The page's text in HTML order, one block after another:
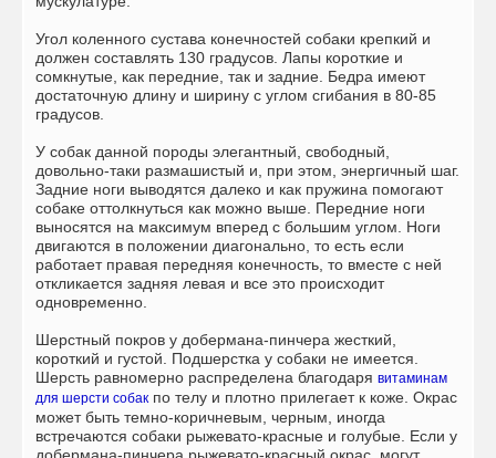
Угол коленного сустава конечностей собаки крепкий и
должен составлять 130 градусов. Лапы короткие и
сомкнутые, как передние, так и задние. Бедра имеют
достаточную длину и ширину с углом сгибания в 80-85
градусов.
У собак данной породы элегантный, свободный,
довольно-таки размашистый и, при этом, энергичный шаг.
Задние ноги выводятся далеко и как пружина помогают
собаке оттолкнуться как можно выше. Передние ноги
выносятся на максимум вперед с большим углом. Ноги
двигаются в положении диагонально, то есть если
работает правая передняя конечность, то вместе с ней
откликается задняя левая и все это происходит
одновременно.
Шерстный покров у добермана-пинчера жесткий,
короткий и густой. Подшерстка у собаки не имеется.
Шерсть равномерно распределена благодаря витаминам
для шерсти собак по телу и плотно прилегает к коже. Окрас
может быть темно-коричневым, черным, иногда
встречаются собаки рыжевато-красные и голубые. Если у
добермана-пинчера рыжевато-красный окрас, могут